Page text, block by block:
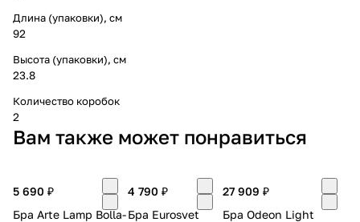
Длина (упаковки), см
92
Высота (упаковки), см
23.8
Количество коробок
2
Вам также может понравиться
5 690 ₽
Бра Arte Lamp Bolla-
4 790 ₽
Бра Eurosvet
27 909 ₽
Бра Odeon Light